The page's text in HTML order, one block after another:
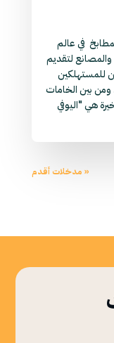
في عالم
لتقديم
للمستهلكين
ومن بين الخامات
هي "اليوفي
« مدخلات أقدم